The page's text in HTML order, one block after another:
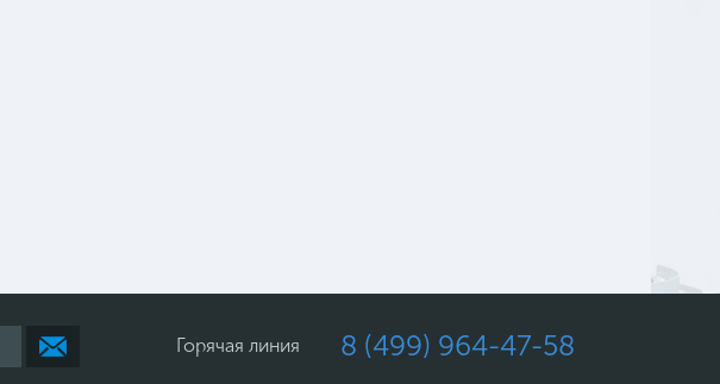
Горячая линия 8 (499) 964-47-58